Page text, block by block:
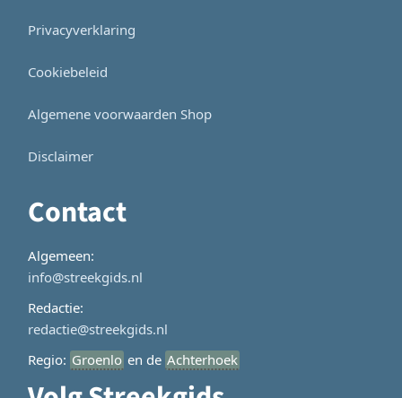
Privacyverklaring
Cookiebeleid
Algemene voorwaarden Shop
Disclaimer
Contact
Algemeen:
info@streekgids.nl
Redactie:
redactie@streekgids.nl
Regio: Groenlo en de Achterhoek